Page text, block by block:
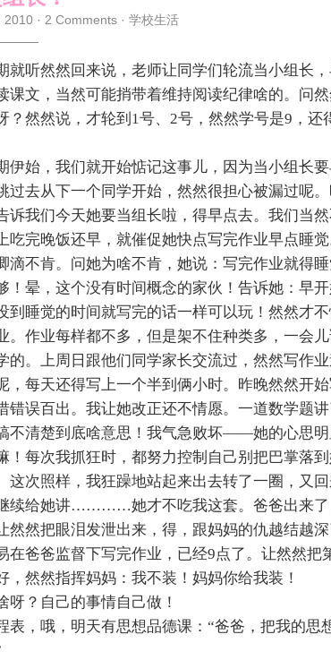
2010 · 2 Comments · 学校生活
就听然然回来说，老师让同学们轮流当小组长
课文，当然可能捎带着维持阅读纪律啥的。问
？然然说，才轮到1号、2号，然然学号是9，还
伊始，我们就开始惦记这事儿，因为当小组长
过去从下一个同学开始，然然很担心被漏过呢
诉我们今天她要当组长啦，得早点去。我们当
吃完晚饭还早，就催促她快点写完作业早点睡
滴不肯。问她为啥不肯，她说：写完作业就得
！晕，这个没有时间概念的家伙！告诉她：早
到睡觉的时间就写完的话一样可以玩！然然才
。作业每样都不多，但是架不住种类多，一会
的。上周日跟他们同学家长交流过，然然写作
，每天还得写上一个半到俩小时。昨晚然然开
错误百出。我让她改正还不情愿。一道数学题
不清楚到底啥意思！我气急败坏——她的心思明
！每次我抓狂时，都努力控制自己别把巴掌落
这次照样，我狂躁地站起来出去转了一圈，又
续给她讲…………她才不吃我这套。爸爸出来了
然然把眼泪发泄出来，得，跟妈妈的仇越结越深
在爸爸监督下写完作业，已经9点了。让然然把
，然然指挥妈妈：我不装！妈妈你给我装！
？自己的事情自己做！
表，哦，明天有思想品德课：“爸爸，把我的思